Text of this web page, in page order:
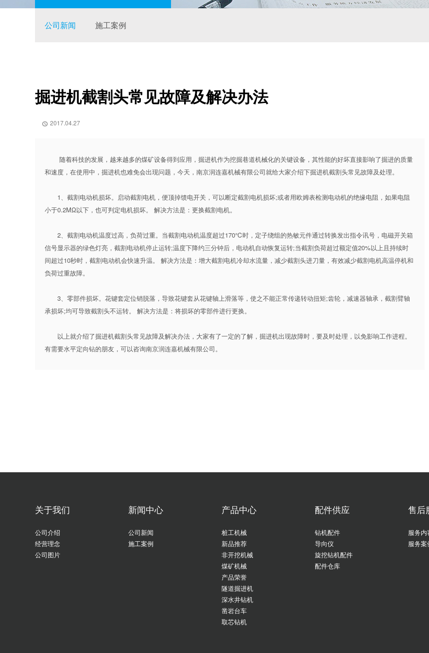
公司新闻 施工案例
掘进机截割头常见故障及解决办法
 2017.04.27
随着科技的发展，越来越多的煤矿设备得到应用，掘进机作为挖掘巷道机械化的关键设备，其性能的好坏直接影响了掘进的质量
和速度，在使用中，掘进机也难免会出现问题，今天，南京润连嘉机械有限公司就给大家介绍下掘进机截割头常见故障及处理。
1、截割电动机损坏。启动截割电机，便顶掉馈电开关，可以断定截割电机损坏;或者用欧姆表检测电动机的绝缘电阻，如果电阻
小于0.2MΩ以下，也可判定电机损坏。 解决方法是：更换截割电机。
2、截割电动机温度过高，负荷过重。当截割电动机温度超过170℃时，定子绕组的热敏元件通过转换发出指令讯号，电磁开关箱
信号显示器的绿色灯亮，截割电动机停止运转;温度下降约三分钟后，电动机自动恢复运转;当截割负荷超过额定值20%以上且持续时
间超过10秒时，截割电动机会快速升温。 解决方法是：增大截割电机冷却水流量，减少截割头进刀量，有效减少截割电机高温停机和
负荷过重故障。
3、零部件损坏。花键套定位销脱落，导致花键套从花键轴上滑落等，使之不能正常传递转动扭矩;齿轮，减速器轴承，截割臂轴
承损坏;均可导致截割头不运转。 解决方法是：将损坏的零部件进行更换。
以上就介绍了掘进机截割头常见故障及解决办法，大家有了一定的了解，掘进机出现故障时，要及时处理，以免影响工作进程。
有需要水平定向钻的朋友，可以咨询南京润连嘉机械有限公司。
关于我们
公司介绍
经营理念
公司图片
新闻中心
公司新闻
施工案例
产品中心
桩工机械
新品推荐
非开挖机械
煤矿机械
产品荣誉
隧道掘进机
深水井钻机
凿岩台车
取芯钻机
配件供应
钻机配件
导向仪
旋挖钻机配件
配件仓库
售后
服务内
服务案